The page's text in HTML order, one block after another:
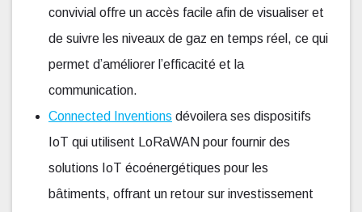
convivial offre un accès facile afin de visualiser et
de suivre les niveaux de gaz en temps réel, ce qui
permet d’améliorer l’efficacité et la
communication.
Connected Inventions dévoilera ses dispositifs
IoT qui utilisent LoRaWAN pour fournir des
solutions IoT écoénergétiques pour les
bâtiments, offrant un retour sur investissement